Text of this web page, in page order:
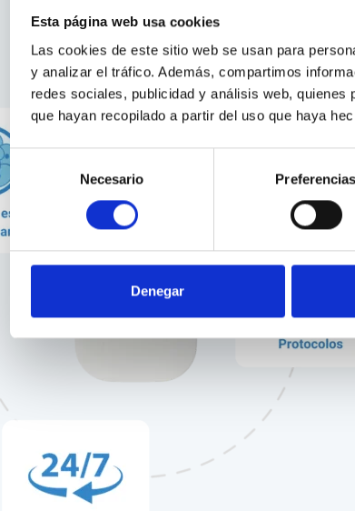
Esta página web usa cookies
Las cookies de este sitio web se usan para
y analizar el tráfico. Además, compartimos
redes sociales, publicidad y análisis web,
que hayan recopilado a partir del uso que haya
de
consentimiento
Necesario Preferencias
Denegar